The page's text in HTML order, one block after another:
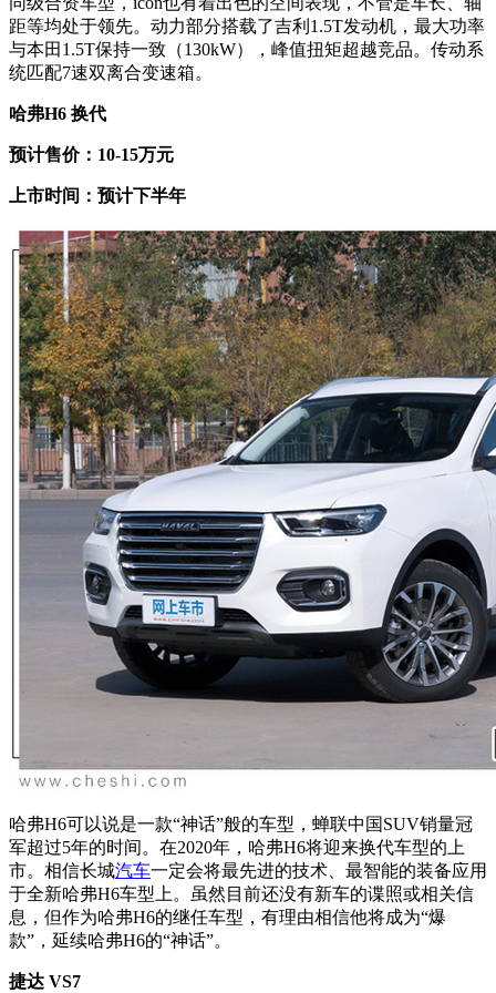
距等均处于领先。动力部分搭载了吉利1.5T发动机，最大功率
与本田1.5T保持一致（130kW），峰值扭矩超越竞品。传动系
统匹配7速双离合变速箱。
哈弗H6 换代
预计售价：10-15万元
上市时间：预计下半年
哈弗H6可以说是一款“神话”般的车型，蝉联中国SUV销量冠
军超过5年的时间。在2020年，哈弗H6将迎来换代车型的上
市。相信长城汽车一定会将最先进的技术、最智能的装备应用
于全新哈弗H6车型上。虽然目前还没有新车的谍照或相关信
息，但作为哈弗H6的继任车型，有理由相信他将成为“爆
款”，延续哈弗H6的“神话”。
捷达 VS7